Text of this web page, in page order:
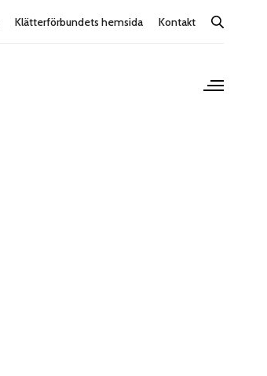
Klätterförbundets hemsida Kontakt